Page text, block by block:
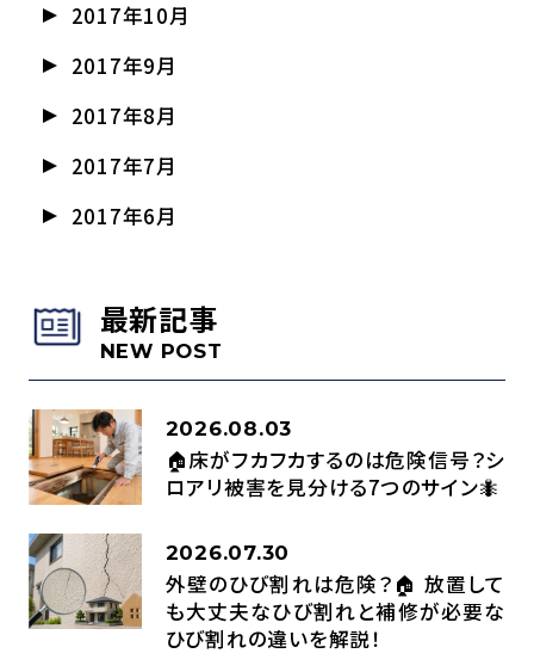
2017年10月
2017年9月
2017年8月
2017年7月
2017年6月
最新記事
NEW POST
2026.08.03
🏠床がフカフカするのは危険信号？シ
ロアリ被害を見分ける7つのサイン🐜
2026.07.30
外壁のひび割れは危険？🏠 放置して
も大丈夫なひび割れと補修が必要な
ひび割れの違いを解説！